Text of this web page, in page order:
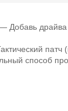
драйва
способ